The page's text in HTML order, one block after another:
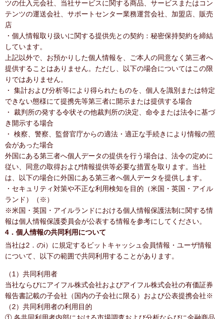
ツの仕入元会社、当社サービスに関する商品、サービスまたはコン
テンツの運送会社、サポートセンター業務運営会社、加盟店、販売
店
・個人情報取り扱いに関する提供先との契約：秘密保持契約を締結
しています。
上記以外で、お預かりした個人情報を、ご本人の同意なく第三者へ
提供することはありません。ただし、以下の場合についてはこの限
りではありません。
・ 集計および分析等により得られたものを、個人を識別または特定
できない態様にて提携先等第三者に開示または提供する場合
・ 裁判所の発する令状その他裁判所の決定、命令または法令に基づ
き開示する場合
・ 検察、警察、監督官庁からの適法・適正な手続きにより情報の照
会があった場合
外国にある第三者へ個人データの提供を行う場合は、法令の定めに
従い、同意の取得および情報提供等必要な措置を取ります。当社
は、以下の場合に外国にある第三者へ個人データを提供します。
・セキュリティ対策や不正な利用検知を目的（米国・英国・アイル
ランド）（※）
※米国・英国・アイルランドにおける個人情報保護法制に関する情
報は個人情報保護委員会が公表する情報を参考にしてください。
4．個人情報の共同利用について
当社は2．のi）に規定するビットキャッシュ会員情報・ユーザ情報
について、以下の範囲で共同利用することがあります。
（1）共同利用者
当社ならびにアイフル株式会社およびアイフル株式会社の有価証券
報告書記載の子会社（国内の子会社に限る）および公表提携会社※
（2）共同利用者の利用目的